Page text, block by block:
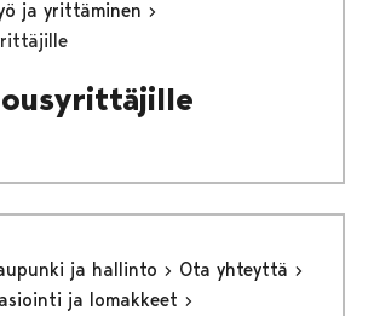
ja yrittäminen
ja hallinto
Ota yhteyttä
ja lomakkeet